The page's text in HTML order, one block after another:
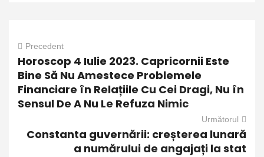
Precedent
Horoscop 4 Iulie 2023. Capricornii Este
Bine Să Nu Amestece Problemele
Financiare în Relațiile Cu Cei Dragi, Nu în
Sensul De A Nu Le Refuza Nimic
Următorul
Constanta guvernării: creșterea lunară
a numărului de angajați la stat